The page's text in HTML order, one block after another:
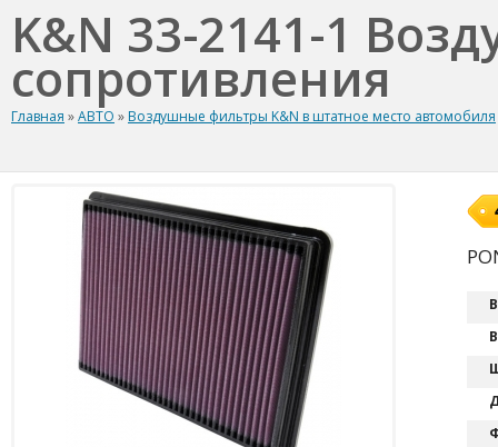
K&N 33-2141-1
сопротивления
Главная »АВТО » Воздушные фильтры K&N в штатное место автомобиля